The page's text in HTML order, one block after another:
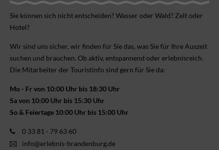
Sie können sich nicht ent­scheiden? Wasser oder Wald? Zelt oder
Hotel?
Wir sind uns sicher, wir finden für Sie das, was Sie für Ihre Aus­zeit
suchen und brauchen. Ob aktiv, ent­spannend oder erlebnis­reich.
Die Mitarbeiter der Touristinfo sind gern für Sie da:
Mo - Fr von 10:00 Uhr bis 18:30 Uhr
Sa von 10:00 Uhr bis 15:30 Uhr
So & Feiertage 10:00 Uhr bis 15:00 Uhr
0 33 81 - 79 63 60
info@erlebnis-brandenburg.de